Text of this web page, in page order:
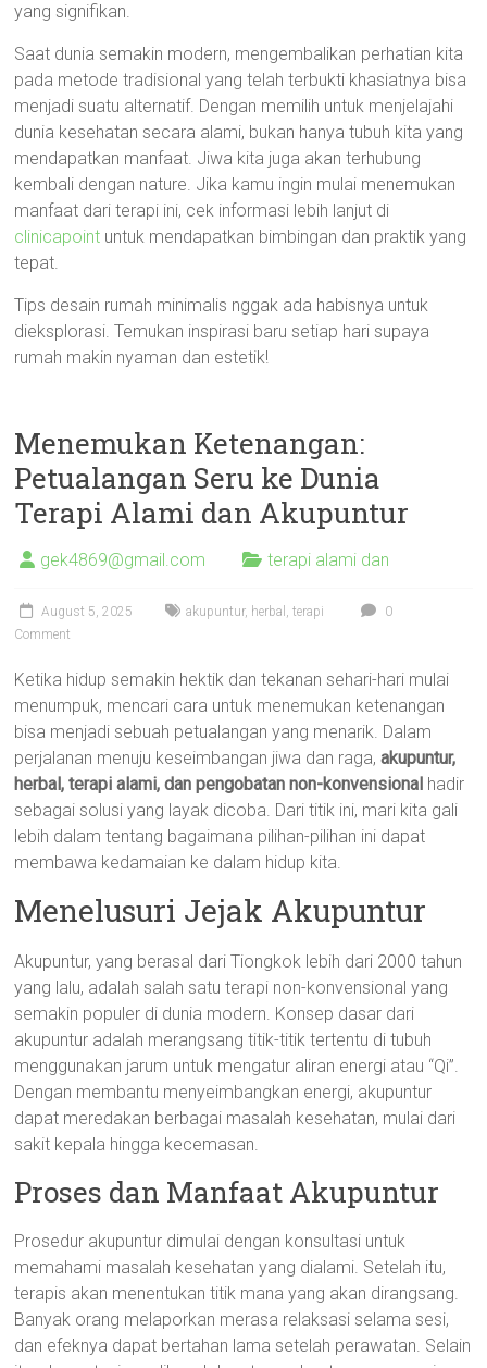
yang signifikan.
Saat dunia semakin modern, mengembalikan perhatian kita
pada metode tradisional yang telah terbukti khasiatnya bisa
menjadi suatu alternatif. Dengan memilih untuk menjelajahi
dunia kesehatan secara alami, bukan hanya tubuh kita yang
mendapatkan manfaat. Jiwa kita juga akan terhubung
kembali dengan nature. Jika kamu ingin mulai menemukan
manfaat dari terapi ini, cek informasi lebih lanjut di
clinicapoint untuk mendapatkan bimbingan dan praktik yang
tepat.
Tips desain rumah minimalis nggak ada habisnya untuk
dieksplorasi. Temukan inspirasi baru setiap hari supaya
rumah makin nyaman dan estetik!
Menemukan Ketenangan:
Petualangan Seru ke Dunia
Terapi Alami dan Akupuntur
gek4869@gmail.com terapi alami dan
August 5, 2025 akupuntur, herbal ,terapi
0
Comment
Ketika hidup semakin hektik dan tekanan sehari-hari mulai
menumpuk, mencari cara untuk menemukan ketenangan
bisa menjadi sebuah petualangan yang menarik. Dalam
perjalanan menuju keseimbangan jiwa dan raga,akupuntur,
herbal, terapi alami, dan pengobatan non-konvensional hadir
sebagai solusi yang layak dicoba. Dari titik ini, mari kita gali
lebih dalam tentang bagaimana pilihan-pilihan ini dapat
membawa kedamaian ke dalam hidup kita.
Menelusuri Jejak Akupuntur
Akupuntur, yang berasal dari Tiongkok lebih dari 2000 tahun
yang lalu, adalah salah satu terapi non-konvensional yang
semakin populer di dunia modern. Konsep dasar dari
akupuntur adalah merangsang titik-titik tertentu di tubuh
menggunakan jarum untuk mengatur aliran energi atau “Qi”.
Dengan membantu menyeimbangkan energi, akupuntur
dapat meredakan berbagai masalah kesehatan, mulai dari
sakit kepala hingga kecemasan.
Proses dan Manfaat Akupuntur
Prosedur akupuntur dimulai dengan konsultasi untuk
memahami masalah kesehatan yang dialami. Setelah itu,
terapis akan menentukan titik mana yang akan dirangsang.
Banyak orang melaporkan merasa relaksasi selama sesi,
dan efeknya dapat bertahan lama setelah perawatan. Selain